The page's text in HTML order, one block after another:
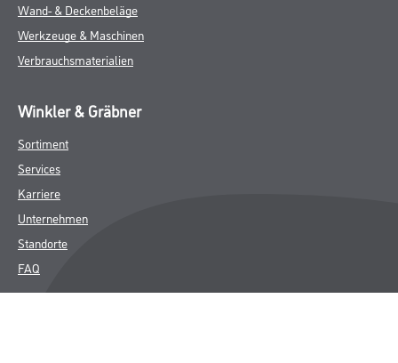
Wand- & Deckenbeläge
Werkzeuge & Maschinen
Verbrauchsmaterialien
Winkler & Gräbner
Sortiment
Services
Karriere
Unternehmen
Standorte
FAQ